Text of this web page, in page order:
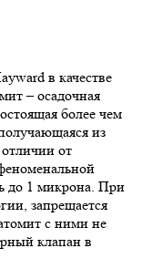
в качестве
– осадочная
более чем
из
от
до 1 микрона. При
запрещается
с ними не
клапан в